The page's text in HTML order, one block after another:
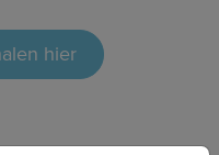
hier